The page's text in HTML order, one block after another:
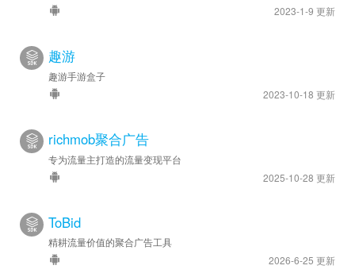
2023-1-9 更新
趣游
趣游手游盒子
2023-10-18 更新
richmob聚合广告
专为流量主打造的流量变现平台
2025-10-28 更新
ToBid
精耕流量价值的聚合广告工具
2026-6-25 更新